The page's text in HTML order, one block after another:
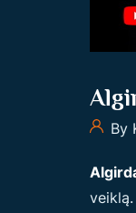
By